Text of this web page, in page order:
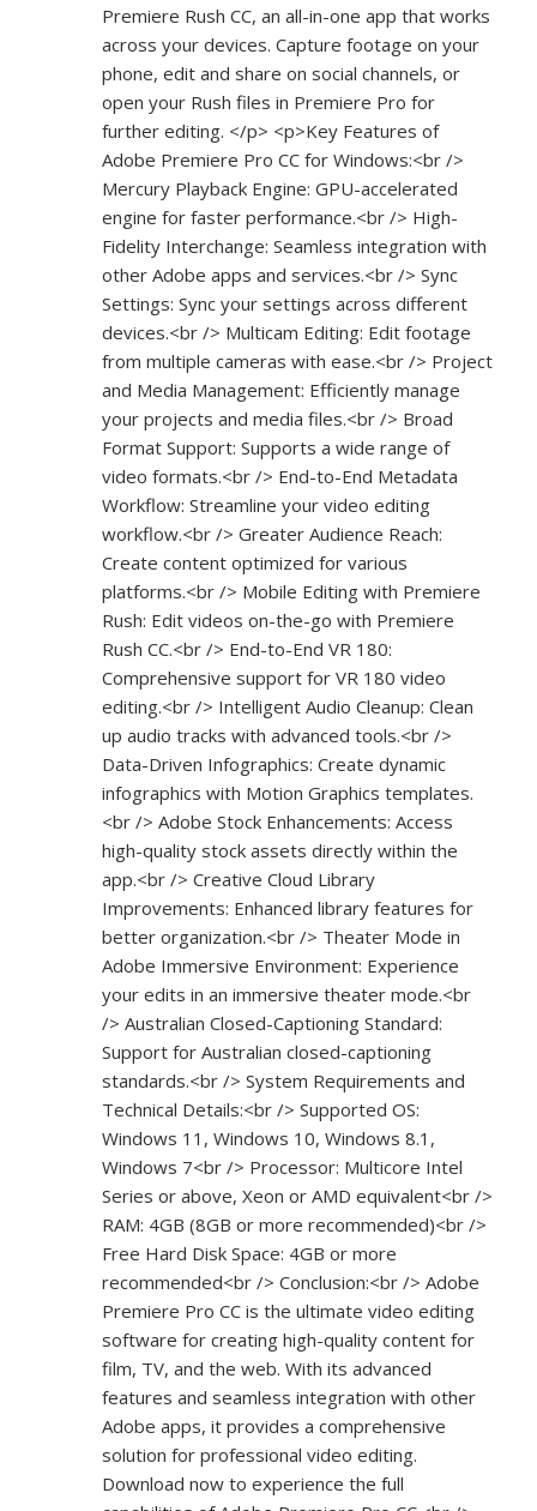
Premiere Rush CC, an all-in-one app that works
across your devices. Capture footage on your
phone, edit and share on social channels, or
open your Rush files in Premiere Pro for
further editing. </p> <p>Key Features of
Adobe Premiere Pro CC for Windows:<br />
Mercury Playback Engine: GPU-accelerated
engine for faster performance.<br /> High-
Fidelity Interchange: Seamless integration with
other Adobe apps and services.<br /> Sync
Settings: Sync your settings across different
devices.<br /> Multicam Editing: Edit footage
from multiple cameras with ease.<br /> Project
and Media Management: Efficiently manage
your projects and media files.<br /> Broad
Format Support: Supports a wide range of
video formats.<br /> End-to-End Metadata
Workflow: Streamline your video editing
workflow.<br /> Greater Audience Reach:
Create content optimized for various
platforms.<br /> Mobile Editing with Premiere
Rush: Edit videos on-the-go with Premiere
Rush CC.<br /> End-to-End VR 180:
Comprehensive support for VR 180 video
editing.<br /> Intelligent Audio Cleanup: Clean
up audio tracks with advanced tools.<br />
Data-Driven Infographics: Create dynamic
infographics with Motion Graphics templates.
<br /> Adobe Stock Enhancements: Access
high-quality stock assets directly within the
app.<br /> Creative Cloud Library
Improvements: Enhanced library features for
better organization.<br /> Theater Mode in
Adobe Immersive Environment: Experience
your edits in an immersive theater mode.<br
/> Australian Closed-Captioning Standard:
Support for Australian closed-captioning
standards.<br /> System Requirements and
Technical Details:<br /> Supported OS:
Windows 11, Windows 10, Windows 8.1,
Windows 7<br /> Processor: Multicore Intel
Series or above, Xeon or AMD equivalent<br />
RAM: 4GB (8GB or more recommended)<br />
Free Hard Disk Space: 4GB or more
recommended<br /> Conclusion:<br /> Adobe
Premiere Pro CC is the ultimate video editing
software for creating high-quality content for
film, TV, and the web. With its advanced
features and seamless integration with other
Adobe apps, it provides a comprehensive
solution for professional video editing.
Download now to experience the full